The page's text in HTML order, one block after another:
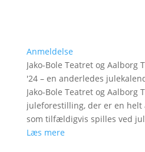
Anmeldelse
Jako-Bole Teatret og Aalborg
'24 – en anderledes
Jako-Bole Teatret og Aalborg
juleforestilling, der er en
som tilfældigvis spilles ved
Læs mere